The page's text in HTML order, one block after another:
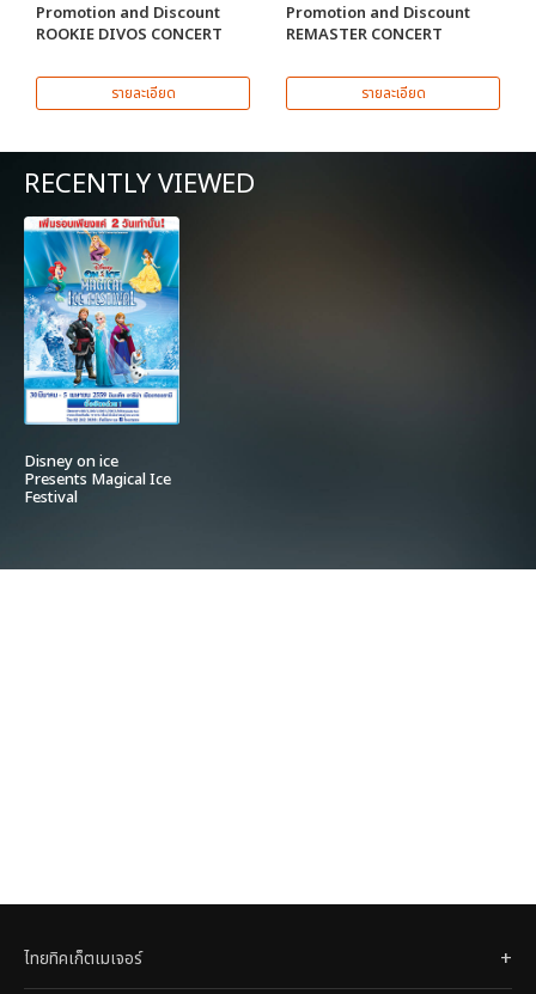
Promotion and Discount
ROOKIE DIVOS CONCERT
รายละเอียด
Promotion and Discount
REMASTER CONCERT
รายละเอียด
RECENTLY VIEWED
Disney on ice
Presents Magical Ice
Festival
ไทยทิคเก็ตเมเจอร์